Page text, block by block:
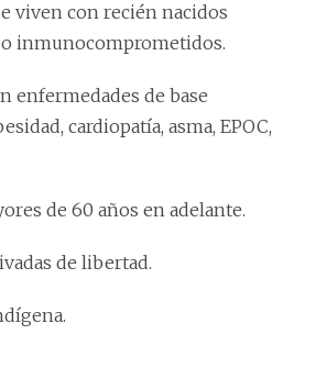
viven con recién nacidos
inmunocomprometidos.
enfermedades de base
cardiopatía, asma, EPOC,
de 60 años en adelante.
de libertad.